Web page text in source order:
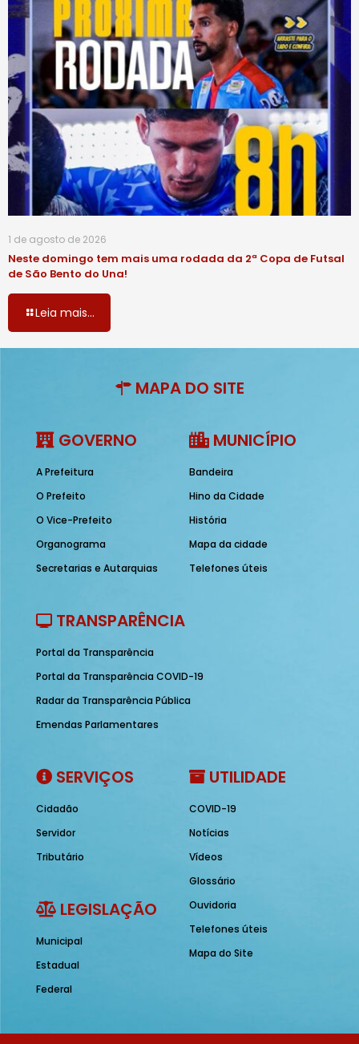
1 de agosto de 2026
Neste domingo tem mais uma rodada da 2ª Copa de Futsal
de São Bento do Una!
Leia mais...
MAPA DO SITE
GOVERNO
A Prefeitura
O Prefeito
O Vice-Prefeito
Organograma
Secretarias e Autarquias
MUNICÍPIO
Bandeira
Hino da Cidade
História
Mapa da cidade
Telefones úteis
TRANSPARÊNCIA
Portal da Transparência
Portal da Transparência COVID-19
Radar da Transparência Pública
Emendas Parlamentares
SERVIÇOS
Cidadão
Servidor
Tributário
LEGISLAÇÃO
Municipal
Estadual
Federal
UTILIDADE
COVID-19
Notícias
Vídeos
Glossário
Ouvidoria
Telefones úteis
Mapa do Site